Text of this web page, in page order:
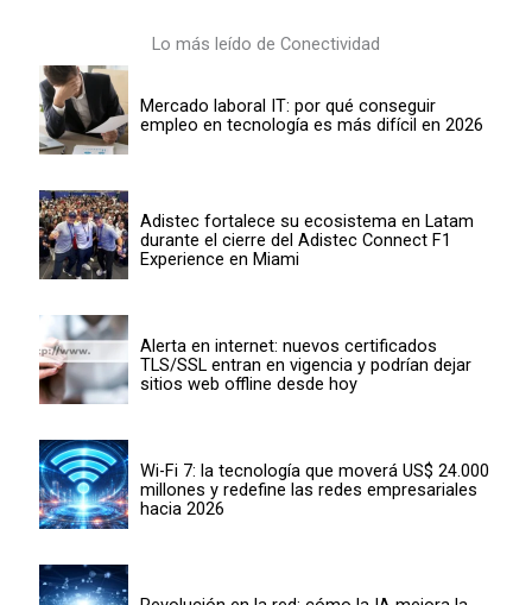
Lo más leído de Conectividad
Mercado laboral IT: por qué conseguir
empleo en tecnología es más difícil en 2026
Adistec fortalece su ecosistema en Latam
durante el cierre del Adistec Connect F1
Experience en Miami
Alerta en internet: nuevos certificados
TLS/SSL entran en vigencia y podrían dejar
sitios web offline desde hoy
Wi-Fi 7: la tecnología que moverá US$ 24.000
millones y redefine las redes empresariales
hacia 2026